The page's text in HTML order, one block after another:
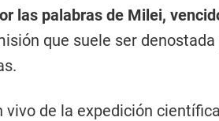
las palabras de Milei,
que suele ser denostada
de la expedición